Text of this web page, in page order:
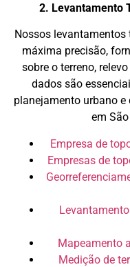
2. Levantamento
Nossos
máxima precisão,
sobre o terreno,
dados são
planejamento urbano
em
Empresa de
Empresas de
Mapeamento
Medição de